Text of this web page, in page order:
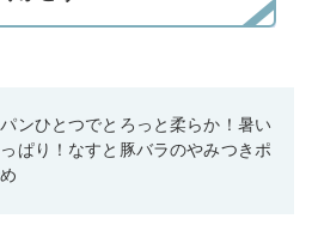
ンひとつでとろっと柔らか！暑い
ぱり！なすと豚バラのやみつきポ